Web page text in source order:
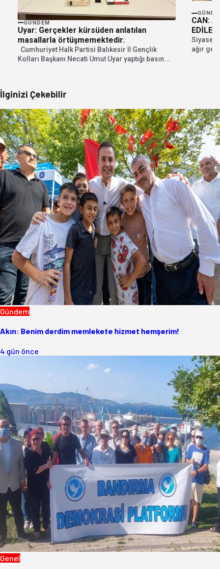
GÜNDEM
Uyar: Gerçekler kürsüden anlatılan
masallarla örtüşmemektedir.
Cumhuriyet Halk Partisi Balıkesir İl Gençlik
Kolları Başkanı Necati Umut Uyar yaptığı basın...
CAN:
Siyaset
ağır
İlginizi Çekebilir
Gündem
Akın: Benim derdim memlekete hizmet hemşerim!
4 gün önce
Genel